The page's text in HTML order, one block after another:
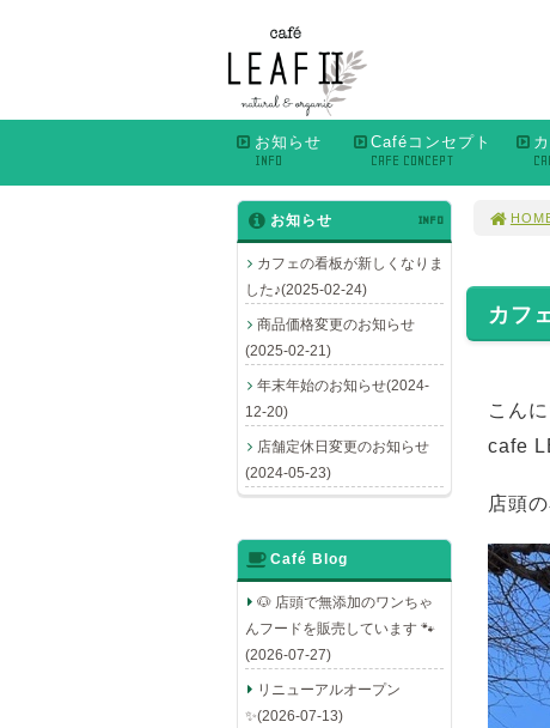
お知らせ
INFO
Caféコンセプト
CAFE CONCEPT
カフ
こん
cafe
店頭
お知らせ INFO
カフェの看板が新しくなりま
した♪(2025-02-24)
商品価格変更のお知らせ
(2025-02-21)
年末年始のお知らせ(2024-
12-20)
店舗定休日変更のお知らせ
(2024-05-23)
Café Blog
🐶 店頭で無添加のワンちゃ
んフードを販売しています 🐾
(2026-07-27)
リニューアルオープン
✨(2026-07-13)